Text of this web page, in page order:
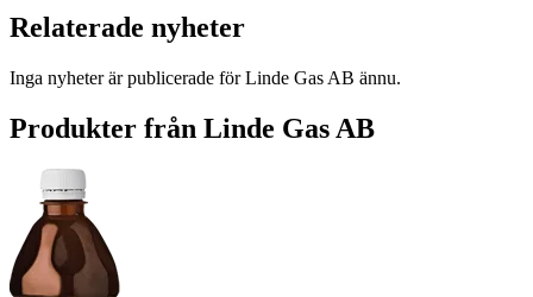
Relaterade nyheter
Inga nyheter är publicerade för Linde Gas AB ännu.
Produkter från Linde Gas AB